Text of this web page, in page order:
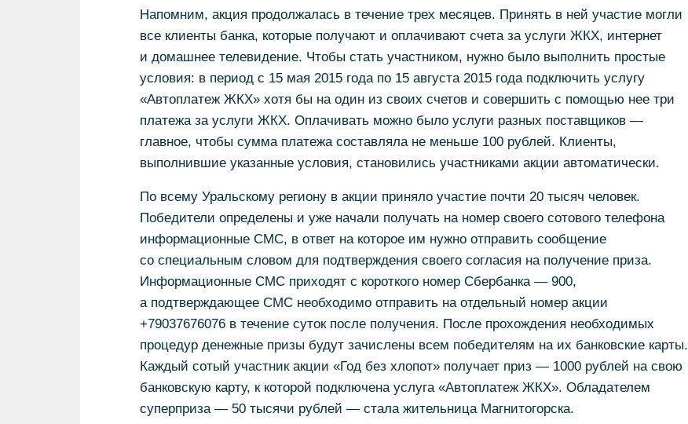
Напомним, акция продолжалась в течение трех месяцев. Принять в ней участие могли
все клиенты банка, которые получают и оплачивают счета за услуги ЖКХ, интернет
и домашнее телевидение. Чтобы стать участником, нужно было выполнить простые
условия: в период с 15 мая 2015 года по 15 августа 2015 года подключить услугу
«Автоплатеж ЖКХ» хотя бы на один из своих счетов и совершить с помощью нее три
платежа за услуги ЖКХ. Оплачивать можно было услуги разных поставщиков —
главное, чтобы сумма платежа составляла не меньше 100 рублей. Клиенты,
выполнившие указанные условия, становились участниками акции автоматически.
По всему Уральскому региону в акции приняло участие почти 20 тысяч человек.
Победители определены и уже начали получать на номер своего сотового телефона
информационные СМС, в ответ на которое им нужно отправить сообщение
со специальным словом для подтверждения своего согласия на получение приза.
Информационные СМС приходят с короткого номер Сбербанка — 900,
а подтверждающее СМС необходимо отправить на отдельный номер акции
+79037676076 в течение суток после получения. После прохождения необходимых
процедур денежные призы будут зачислены всем победителям на их банковские карты.
Каждый сотый участник акции «Год без хлопот» получает приз — 1000 рублей на свою
банковскую карту, к которой подключена услуга «Автоплатеж ЖКХ». Обладателем
суперприза — 50 тысячи рублей — стала жительница Магнитогорска.